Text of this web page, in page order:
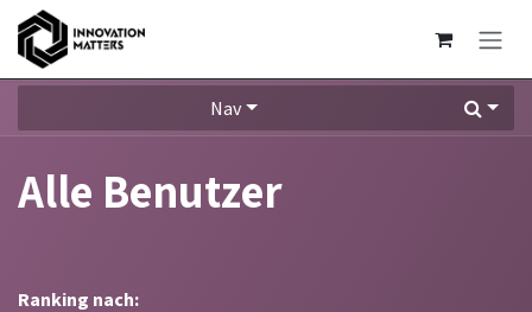
Zum Inhalt springen
Nav
Alle Benutzer
Ranking nach: